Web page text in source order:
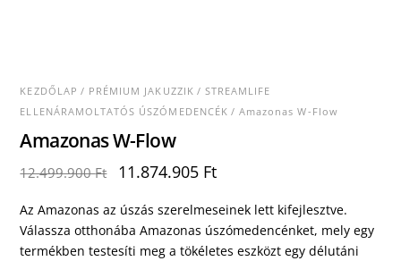
KEZDŐLAP / PRÉMIUM JAKUZZIK / STREAMLIFE
ELLENÁRAMOLTATÓS ÚSZÓMEDENCÉK / Amazonas W-Flow
Amazonas W-Flow
12.499.900Ft
Original
was:
12.499.900 Ft.
11.874.905 FtCurrent
is:
11.874.905 Ft.
Az Amazonas az úszás szerelmeseinek lett kifejlesztve.
Válassza otthonába Amazonas úszómedencénket, mely egy
termékben testesíti meg a tökéletes eszközt egy délutáni